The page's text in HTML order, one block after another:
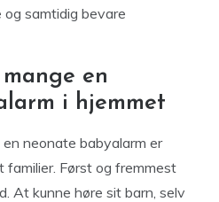
samtidig bevare
en
i hjemmet
neonate babyalarm er
Først og fremmest
At kunne høre sit barn, selv